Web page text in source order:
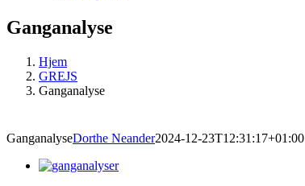
Ganganalyse
Hjem
GREJS
Ganganalyse
GanganalyseDorthe Neander2024-12-23T12:31:17+01:00